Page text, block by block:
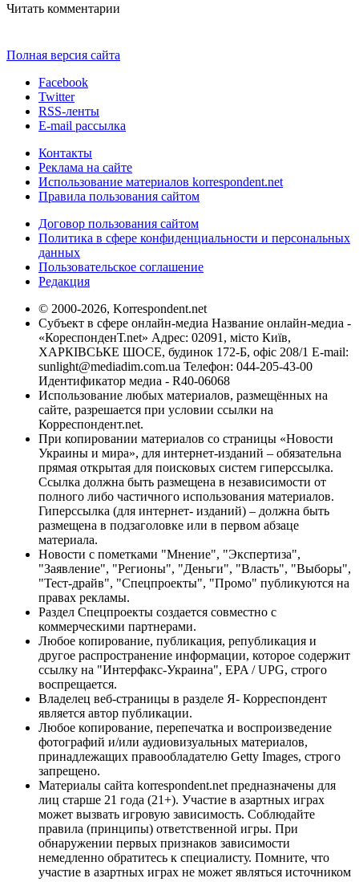
Читать комментарии
Полная версия сайта
Facebook
Twitter
RSS-ленты
E-mail рассылка
Контакты
Реклама на сайте
Использование материалов korrespondent.net
Правила пользования сайтом
Договор пользования сайтом
Политика в сфере конфиденциальности и персональных
данных
Пользовательское соглашение
Редакция
© 2000-2026, Korrespondent.net
Субъект в сфере онлайн-медиа Название онлайн-медиа -
«КореспонденТ.net» Адрес: 02091, місто Київ,
ХАРКІВСЬКЕ ШОСЕ, будинок 172-Б, офіс 208/1 E-mail:
sunlight@mediadim.com.ua Телефон: 044-205-43-00
Идентификатор медиа - R40-06068
Использование любых материалов, размещённых на
сайте, разрешается при условии ссылки на
Корреспондент.net.
При копировании материалов со страницы «Новости
Украины и мира», для интернет-изданий – обязательна
прямая открытая для поисковых систем гиперссылка.
Ссылка должна быть размещена в независимости от
полного либо частичного использования материалов.
Гиперссылка (для интернет- изданий) – должна быть
размещена в подзаголовке или в первом абзаце
материала.
Новости с пометками "Мнение", "Экспертиза",
"Заявление", "Регионы", "Деньги", "Власть", "Выборы",
"Тест-драйв", "Спецпроекты", "Промо" публикуются на
правах рекламы.
Раздел Спецпроекты создается совместно с
коммерческими партнерами.
Любое копирование, публикация, републикация и
другое распространение информации, которое содержит
ссылку на "Интерфакс-Украина", EPA / UPG, строго
воспрещается.
Владелец веб-страницы в разделе Я- Корреспондент
является автор публикации.
Любое копирование, перепечатка и воспроизведение
фотографий и/или аудиовизуальных материалов,
принадлежащих правообладателю Getty Images, строго
запрещено.
Материалы сайта korrespondent.net предназначены для
лиц старше 21 года (21+). Участие в азартных играх
может вызвать игровую зависимость. Соблюдайте
правила (принципы) ответственной игры. При
обнаружении первых признаков зависимости
немедленно обратитесь к специалисту. Помните, что
участие в азартных играх не может являться источником